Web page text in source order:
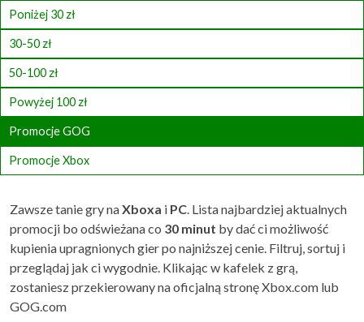
Poniżej 30 zł
30-50 zł
50-100 zł
Powyżej 100 zł
Promocje GOG
Promocje Xbox
Zawsze tanie gry naXboxa i PC . Lista najbardziej aktualnych
promocji bo odświeżana co 30 minut by dać ci możliwość
kupienia upragnionych gier po najniższej cenie. Filtruj, sortuj i
przeglądaj jak ci wygodnie. Klikając w kafelek z grą,
zostaniesz przekierowany na oficjalną stronę Xbox.com lub
GOG.com